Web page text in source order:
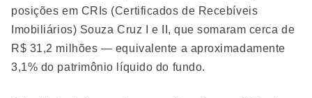
posições em CRIs (Certificados de Recebíveis
Imobiliários) Souza Cruz I e II, que somaram cerca de
R$ 31,2 milhões — equivalente a aproximadamente
3,1% do patrimônio líquido do fundo.